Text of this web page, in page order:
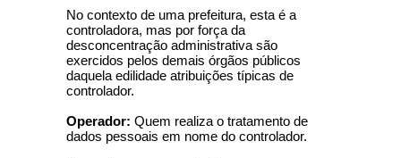
No contexto de uma prefeitura, esta é a
controladora, mas por força da
desconcentração administrativa são
exercidos pelos demais órgãos públicos
daquela edilidade atribuições típicas de
controlador.
Operador: Quem realiza o tratamento de
dados pessoais em nome do controlador.